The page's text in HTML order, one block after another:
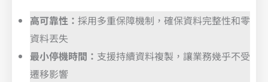
高可靠性： 採用多重保障機制，確保資料完整性和零
資料丟失
最小停機時間： 支援持續資料複製，讓業務幾乎不受
遷移影響